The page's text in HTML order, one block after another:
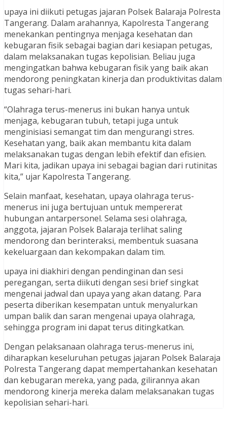
upaya ini diikuti petugas jajaran Polsek Balaraja Polresta
Tangerang. Dalam arahannya, Kapolresta Tangerang
menekankan pentingnya menjaga kesehatan dan
kebugaran fisik sebagai bagian dari kesiapan petugas,
dalam melaksanakan tugas kepolisian. Beliau juga
mengingatkan bahwa kebugaran fisik yang baik akan
mendorong peningkatan kinerja dan produktivitas dalam
tugas sehari-hari.
“Olahraga terus-menerus ini bukan hanya untuk
menjaga, kebugaran tubuh, tetapi juga untuk
menginisiasi semangat tim dan mengurangi stres.
Kesehatan yang, baik akan membantu kita dalam
melaksanakan tugas dengan lebih efektif dan efisien.
Mari kita, jadikan upaya ini sebagai bagian dari rutinitas
kita,” ujar Kapolresta Tangerang.
Selain manfaat, kesehatan, upaya olahraga terus-
menerus ini juga bertujuan untuk mempererat
hubungan antarpersonel. Selama sesi olahraga,
anggota, jajaran Polsek Balaraja terlihat saling
mendorong dan berinteraksi, membentuk suasana
kekeluargaan dan kekompakan dalam tim.
upaya ini diakhiri dengan pendinginan dan sesi
peregangan, serta diikuti dengan sesi brief singkat
mengenai jadwal dan upaya yang akan datang. Para
peserta diberikan kesempatan untuk menyalurkan
umpan balik dan saran mengenai upaya olahraga,
sehingga program ini dapat terus ditingkatkan.
Dengan pelaksanaan olahraga terus-menerus ini,
diharapkan keseluruhan petugas jajaran Polsek Balaraja
Polresta Tangerang dapat mempertahankan kesehatan
dan kebugaran mereka, yang pada, gilirannya akan
mendorong kinerja mereka dalam melaksanakan tugas
kepolisian sehari-hari.